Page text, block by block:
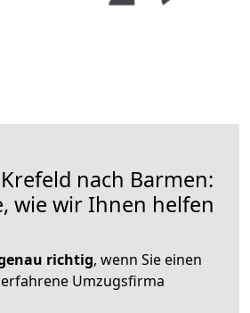
nach Barmen:
wie wir Ihnen helfen
richtig, wenn Sie einen
Umzugsfirma